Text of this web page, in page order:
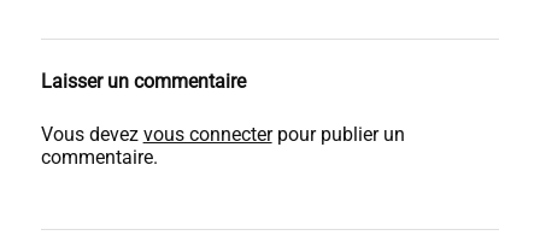
Laisser un commentaire
Vous devez vous connecterpour publier un
commentaire.